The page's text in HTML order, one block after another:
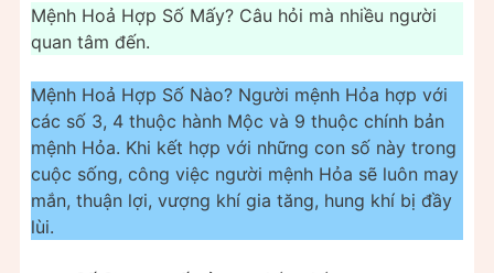
Mệnh Hoả Hợp Số Mấy? Câu hỏi mà nhiều người
quan tâm đến.
Mệnh Hoả Hợp Số Nào? Người mệnh Hỏa hợp với
các số 3, 4 thuộc hành Mộc và 9 thuộc chính bản
mệnh Hỏa. Khi kết hợp với những con số này trong
cuộc sống, công việc người mệnh Hỏa sẽ luôn may
mắn, thuận lợi, vượng khí gia tăng, hung khí bị đầy
lùi.